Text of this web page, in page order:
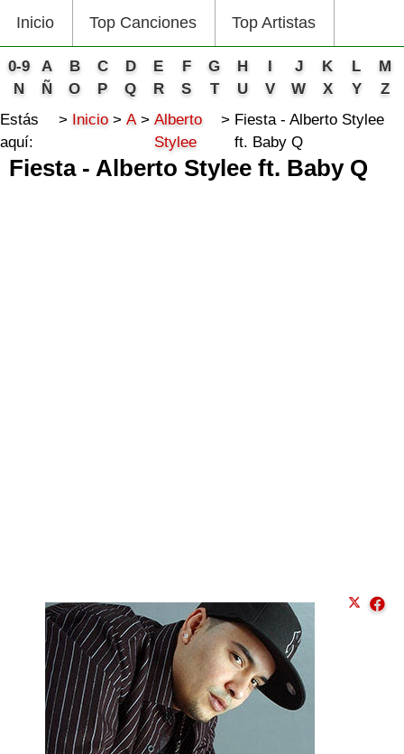
Inicio Top Canciones Top Artistas
0-9 A B C D E F G H I J K L
M
N
Ñ O P Q R S T U V W X Y
Z
Estás
aquí:
Inicio A
Alberto
Stylee
Fiesta - Alberto Stylee
ft. Baby Q
Fiesta - Alberto Stylee ft. Baby Q